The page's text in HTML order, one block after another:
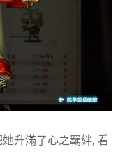
升滿了心之羈絆, 看